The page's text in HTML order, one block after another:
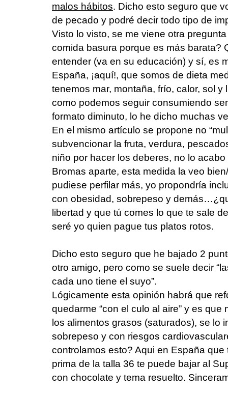
malos hábitos. Dicho esto seguro que
de pecado y podré decir todo tipo de
Visto lo visto, se me viene otra
comida basura porque es más barata?
entender (va en su educación) y sí, es
España, ¡aquí!, que somos de dieta
tenemos mar, montaña, frío, calor, sol
como podemos seguir consumiendo
formato diminuto, lo he dicho muchas
En el mismo artículo se propone no
subvencionar la fruta, verdura,
niño por hacer los deberes, no lo
Bromas aparte, esta medida la veo
pudiese perfilar más, yo propondría
con obesidad, sobrepeso y
libertad y que tú comes lo que te sale
seré yo quien pague tus platos rotos.
Dicho esto seguro que he bajado 2
otro amigo, pero como se suele decir
cada uno tiene el suyo”.
Lógicamente esta opinión habrá que
quedarme “con el culo al aire” y es
los alimentos grasos (saturados), se lo
sobrepeso y con riesgos
controlamos esto? Aqui en España
prima de la talla 36 te puede bajar al
con chocolate y tema resuelto.